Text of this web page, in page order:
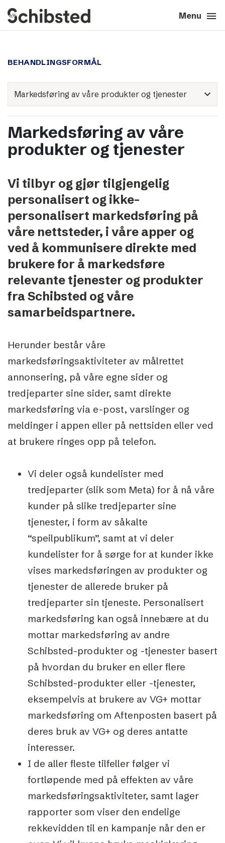
Menu menu
search Close close
expand_more
Tech & AI
Our brands
Contact
BEHANDLINGSFORMÅL
expand_more
Markedsføring av våre
produkter og tjenester
Vi tilbyr og gjør tilgjengelig
personalisert og ikke-
personalisert markedsføring på
våre nettsteder, i våre apper og
ved å kommunisere direkte med
brukere for å markedsføre
relevante tjenester og produkter
fra Schibsted og våre
samarbeidspartnere.
Herunder består våre
markedsføringsaktiviteter av målrettet
annonsering, på våre egne sider og
tredjeparter sine sider, samt direkte
markedsføring via e-post, varslinger og
meldinger i appen eller på nettsiden eller ved
at brukere ringes opp på telefon.
Vi deler også kundelister med
tredjeparter (slik som Meta) for å nå våre
kunder på slike tredjeparter sine
tjenester, i form av såkalte
“speilpublikum”, samt at vi deler
kundelister for å sørge for at kunder ikke
vises markedsføringen av produkter og
tjenester de allerede bruker på
tredjeparter sin tjeneste. Personalisert
markedsføring kan også innebære at du
mottar markedsføring av andre
Schibsted-produkter og -tjenester basert
på hvordan du bruker en eller flere
Schibsted-produkter eller -tjenester,
eksempelvis at brukere av VG+ mottar
markedsføring om Aftenposten basert på
deres bruk av VG+ og deres antatte
interesser.
I de aller fleste tilfeller følger vi
fortløpende med på effekten av våre
markedsføringsaktiviteter, samt lager
rapporter som viser den endelige
rekkevidden til en kampanje når den er